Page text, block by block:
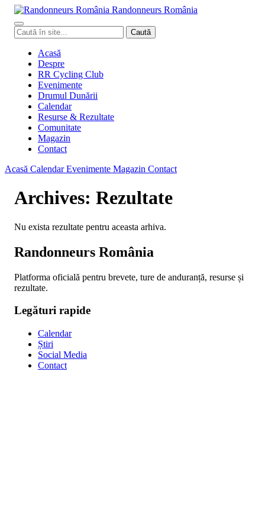
Randonneurs România
Caută
în
Caută
Acasă
Despre
RR Cycling Club
Evenimente
Drumul Dunării
Calendar
Resurse & Rezultate
Comunitate
Magazin
Contact
Acasă CalendarEvenimente Magazin Contact
Archives: Rezultate
Nu exista rezultate pentru aceasta arhiva.
Randonneurs România
Platforma oficială pentru brevete, ture de anduranță, resurse și
rezultate.
Legături rapide
Calendar
Știri
Social Media
Contact